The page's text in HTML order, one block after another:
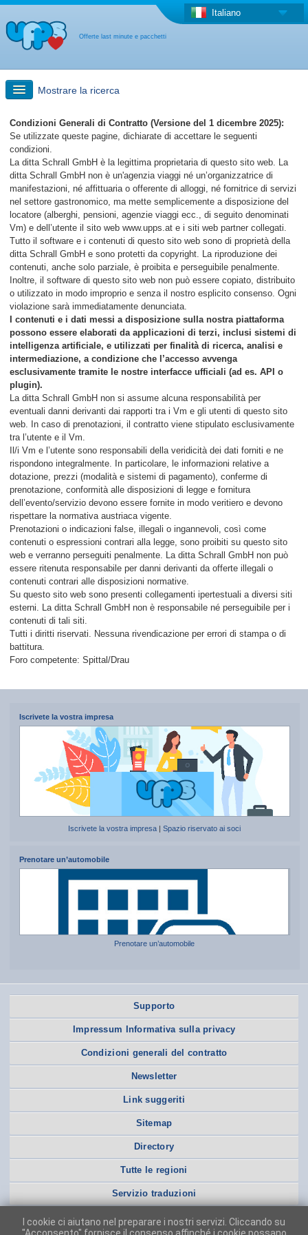
Offerte last minute e pacchetti
Italiano
Mostrare la ricerca
Ricerca rapida
Viaggi: Ricerca con la mappa
Offerta last minute + Offerta forfettaria
Altro paese
Condizioni Generali di Contratto (Versione del 1 dicembre 2025):
Se utilizzate queste pagine, dichiarate di accettare le seguenti
condizioni.
La ditta Schrall GmbH è la legittima proprietaria di questo sito web. La
ditta Schrall GmbH non è un'agenzia viaggi né un’organizzatrice di
manifestazioni, né affittuaria o offerente di alloggi, né fornitrice di servizi
nel settore gastronomico, ma mette semplicemente a disposizione del
locatore (alberghi, pensioni, agenzie viaggi ecc., di seguito denominati
Vm) e dell’utente il sito web www.upps.at e i siti web partner collegati.
Tutto il software e i contenuti di questo sito web sono di proprietà della
ditta Schrall GmbH e sono protetti da copyright. La riproduzione dei
contenuti, anche solo parziale, è proibita e perseguibile penalmente.
Inoltre, il software di questo sito web non può essere copiato, distribuito
o utilizzato in modo improprio e senza il nostro esplicito consenso. Ogni
violazione sarà immediatamente denunciata.
I contenuti e i dati messi a disposizione sulla nostra piattaforma
possono essere elaborati da applicazioni di terzi, inclusi sistemi di
intelligenza artificiale, e utilizzati per finalità di ricerca, analisi e
intermediazione, a condizione che l’accesso avvenga
esclusivamente tramite le nostre interfacce ufficiali (ad es. API o
plugin).
La ditta Schrall GmbH non si assume alcuna responsabilità per
eventuali danni derivanti dai rapporti tra i Vm e gli utenti di questo sito
web. In caso di prenotazioni, il contratto viene stipulato esclusivamente
tra l’utente e il Vm.
Il/i Vm e l’utente sono responsabili della veridicità dei dati forniti e ne
rispondono integralmente. In particolare, le informazioni relative a
dotazione, prezzi (modalità e sistemi di pagamento), conferme di
prenotazione, conformità alle disposizioni di legge e fornitura
dell’evento/servizio devono essere fornite in modo veritiero e devono
rispettare la normativa austriaca vigente.
Prenotazioni o indicazioni false, illegali o ingannevoli, così come
contenuti o espressioni contrari alla legge, sono proibiti su questo sito
web e verranno perseguiti penalmente. La ditta Schrall GmbH non può
essere ritenuta responsabile per danni derivanti da offerte illegali o
contenuti contrari alle disposizioni normative.
Su questo sito web sono presenti collegamenti ipertestuali a diversi siti
esterni. La ditta Schrall GmbH non è responsabile né perseguibile per i
contenuti di tali siti.
Tutti i diritti riservati. Nessuna rivendicazione per errori di stampa o di
battitura.
Foro competente: Spittal/Drau
Iscrivete la vostra impresa
Iscrivete la vostra impresa |Spazio riservato ai soci
Prenotare un’automobile
Prenotare un’automobile
Supporto
Impressum Informativa sulla privacy
Condizioni generali del contratto
Newsletter
Link suggeriti
Sitemap
Directory
Tutte le regioni
Servizio traduzioni
I cookie ci aiutano nel preparare i nostri servizi. Cliccando su